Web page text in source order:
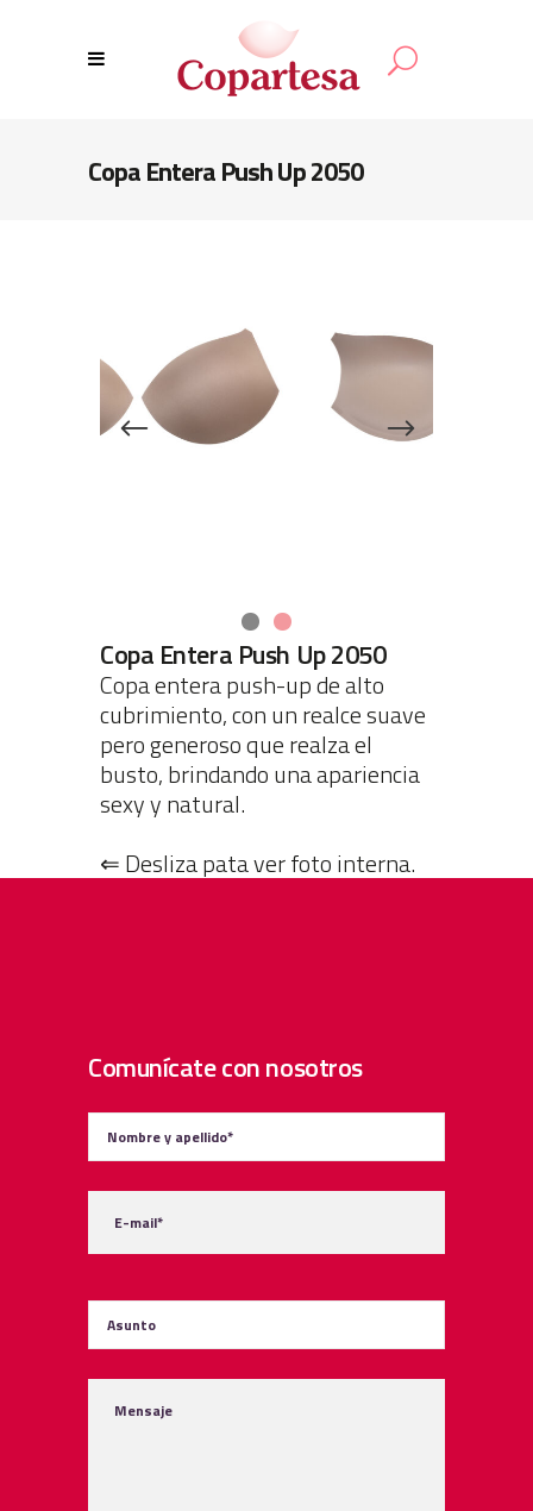
Copa Entera Push Up 2050
Copa Entera Push Up 2050
Copa entera push-up de alto
cubrimiento, con un realce suave
pero generoso que realza el
busto, brindando una apariencia
sexy y natural.
⇐ Desliza pata ver foto interna.
Comunícate con nosotros